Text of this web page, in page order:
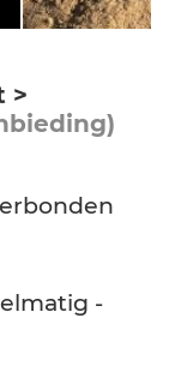
>
-